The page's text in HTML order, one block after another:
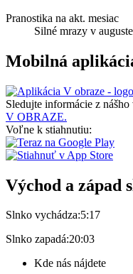
Pranostika na akt. mesiac
Silné mrazy v
Mobilná
Sledujte informácie z
V OBRAZE.
Voľne k stiahnutiu:
Východ a západ
Slnko vychádza:5:17
Slnko zapadá:20:03
Kde nás nájdete